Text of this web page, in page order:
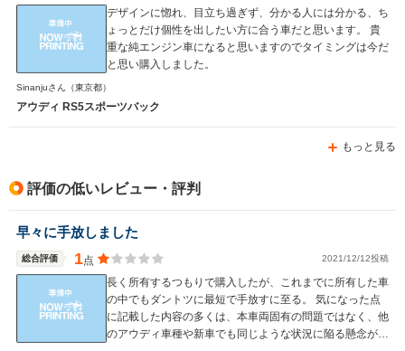
デザインに惚れ、目立ち過ぎず、分かる人には分かる、ち
ょっとだけ個性を出したい方に合う車だと思います。 貴
重な純エンジン車になると思いますのでタイミングは今だ
と思い購入しました。
Sinanjuさん （東京都）
アウディ RS5スポーツバック
もっと見る
評価の低いレビュー・評判
早々に手放しました
総合評価 1点 2021/12/12投稿
長く所有するつもりで購入したが、これまでに所有した車
の中でもダントツに最短で手放すに至る。 気になった点
に記載した内容の多くは、本車両固有の問題ではなく、他
のアウディ車種や新車でも同じような状況に陥る懸念があ